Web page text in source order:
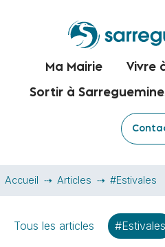
Ma Mairie Vivre
Sortir à
Accueil Articles #Estivales
Tous les articles #Estivales